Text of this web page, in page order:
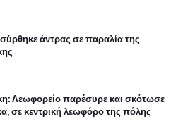
άντρας σε παραλία της
Λεωφορείο παρέσυρε και σκότωσε
σε κεντρική λεωφόρο της πόλης